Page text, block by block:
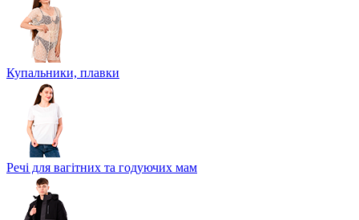
Купальники, плавки
Речі для вагітних та годуючих мам